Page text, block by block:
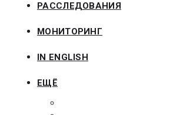
РАССЛЕДОВАНИЯ
МОНИТОРИНГ
IN ENGLISH
ЕЩЁ